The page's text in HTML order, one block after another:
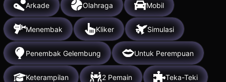
Arkade Olahraga Mobil
Menembak Kliker Simulasi
Penembak Gelembung Untuk Perempuan
Keterampilan 2 Pemain Teka-Teki